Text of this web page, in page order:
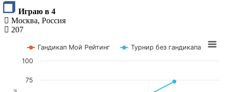
Играю в 4
Москва, Россия
207
Гандикап Мой Рейтинг Турнир без гандикапа
75
100